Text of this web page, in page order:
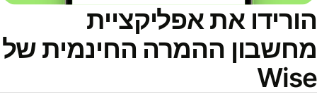
את אפליקציית
ההמרה החינמית של